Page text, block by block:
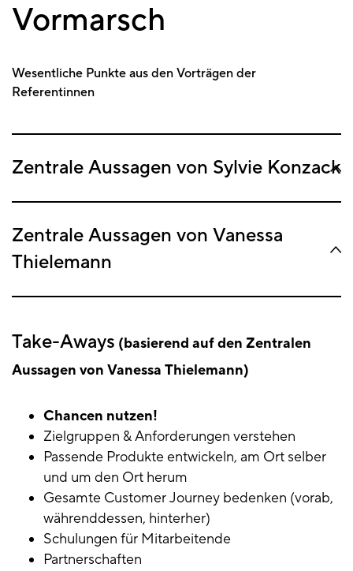
Vormarsch
Wesentliche Punkte aus den Vorträgen der
Referentinnen
Zentrale Aussagen von Sylvie Konzack
Zentrale Aussagen von Vanessa
Thielemann
Take-Aways (basierend auf den Zentralen
Aussagen von Vanessa Thielemann)
Chancen nutzen!
Zielgruppen & Anforderungen verstehen
Passende Produkte entwickeln, am Ort selber
und um den Ort herum
Gesamte Customer Journey bedenken (vorab,
währenddessen, hinterher)
Schulungen für Mitarbeitende
Partnerschaften